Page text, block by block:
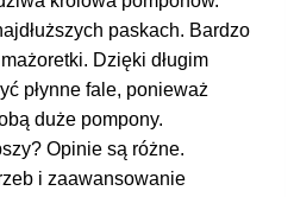
paskach. Bardzo
Dzięki długim
płynne fale, ponieważ
duże pompony.
Opinie są różne.
i zaawansowanie